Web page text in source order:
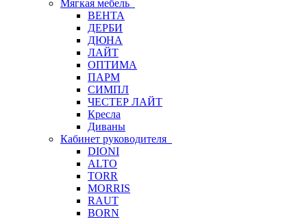
Мягкая мебель
ВЕНТА
ДЕРБИ
ДЮНА
ЛАЙТ
ОПТИМА
ПАРМ
СИМПЛ
ЧЕСТЕР ЛАЙТ
Кресла
Диваны
Кабинет руководителя
DIONI
ALTO
TORR
MORRIS
RAUT
BORN